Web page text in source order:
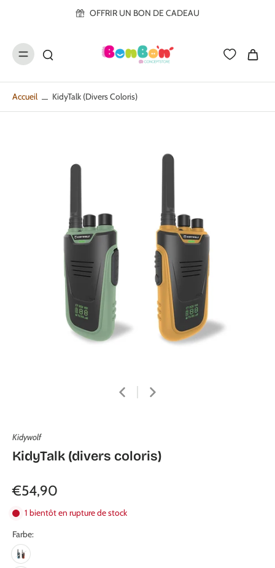
OFFRIR UN BON DE CADEAU
Accueil KidyTalk (divers Coloris)
Kidywolf
KidyTalk (divers coloris)
€54,90
1 bientôt en rupture de stock
Farbe: